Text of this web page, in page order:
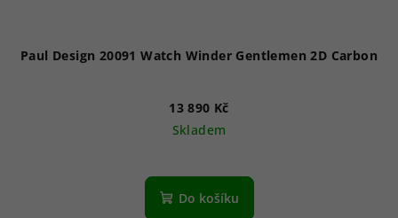
Paul Design 20091 Watch Winder Gentlemen 2D Carbon
13 890 Kč
Skladem
Do košíku